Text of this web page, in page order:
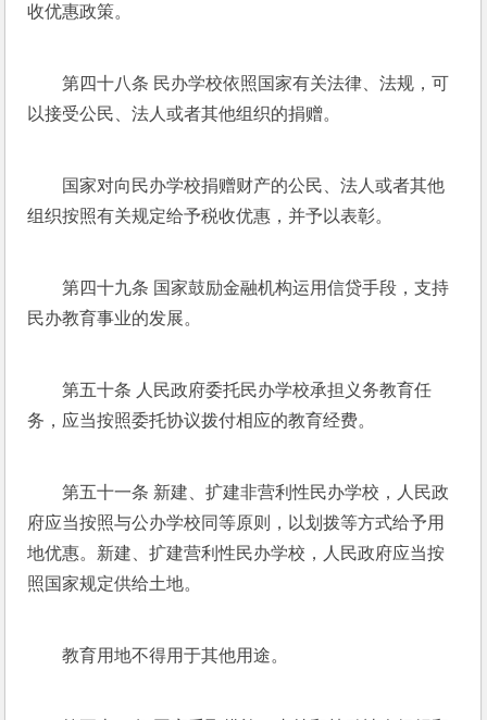
收优惠政策。
第四十八条 民办学校依照国家有关法律、法规，可
以接受公民、法人或者其他组织的捐赠。
国家对向民办学校捐赠财产的公民、法人或者其他
组织按照有关规定给予税收优惠，并予以表彰。
第四十九条 国家鼓励金融机构运用信贷手段，支持
民办教育事业的发展。
第五十条 人民政府委托民办学校承担义务教育任
务，应当按照委托协议拨付相应的教育经费。
第五十一条 新建、扩建非营利性民办学校，人民政
府应当按照与公办学校同等原则，以划拨等方式给予用
地优惠。新建、扩建营利性民办学校，人民政府应当按
照国家规定供给土地。
教育用地不得用于其他用途。